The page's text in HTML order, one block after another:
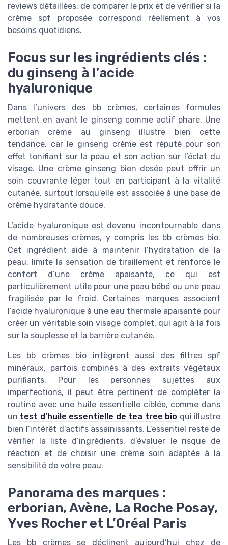
reviews détaillées, de comparer le prix et de vérifier si la
crème spf proposée correspond réellement à vos
besoins quotidiens.
Focus sur les ingrédients clés :
du ginseng à l’acide
hyaluronique
Dans l’univers des bb crèmes, certaines formules
mettent en avant le ginseng comme actif phare. Une
erborian crème au ginseng illustre bien cette
tendance, car le ginseng crème est réputé pour son
effet tonifiant sur la peau et son action sur l’éclat du
visage. Une crème ginseng bien dosée peut offrir un
soin couvrante léger tout en participant à la vitalité
cutanée, surtout lorsqu’elle est associée à une base de
crème hydratante douce.
L’acide hyaluronique est devenu incontournable dans
de nombreuses crèmes, y compris les bb crèmes bio.
Cet ingrédient aide à maintenir l’hydratation de la
peau, limite la sensation de tiraillement et renforce le
confort d’une crème apaisante, ce qui est
particulièrement utile pour une peau bébé ou une peau
fragilisée par le froid. Certaines marques associent
l’acide hyaluronique à une eau thermale apaisante pour
créer un véritable soin visage complet, qui agit à la fois
sur la souplesse et la barrière cutanée.
Les bb crèmes bio intègrent aussi des filtres spf
minéraux, parfois combinés à des extraits végétaux
purifiants. Pour les personnes sujettes aux
imperfections, il peut être pertinent de compléter la
routine avec une huile essentielle ciblée, comme dans
un test d’huile essentielle de tea tree bio qui illustre
bien l’intérêt d’actifs assainissants. L’essentiel reste de
vérifier la liste d’ingrédients, d’évaluer le risque de
réaction et de choisir une crème soin adaptée à la
sensibilité de votre peau.
Panorama des marques :
erborian, Avène, La Roche Posay,
Yves Rocher et L’Oréal Paris
Les bb crèmes se déclinent aujourd’hui chez de